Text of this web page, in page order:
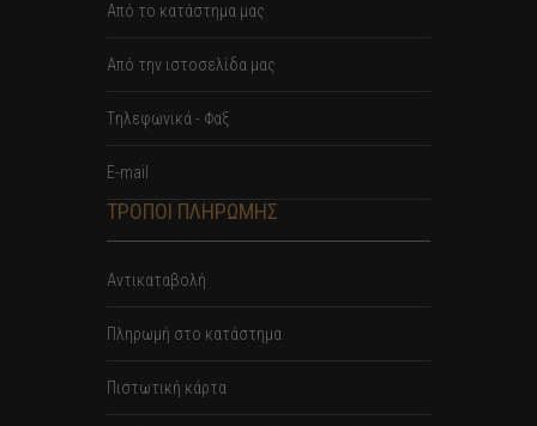
Από το κατάστημα μας
Από την ιστοσελίδα μας
Tηλεφωνικά - Φαξ
E-mail
ΤΡΟΠΟΙ ΠΛΗΡΩΜΗΣ
Αντικαταβολή
Πληρωμή στο κατάστημα
Πιστωτική κάρτα